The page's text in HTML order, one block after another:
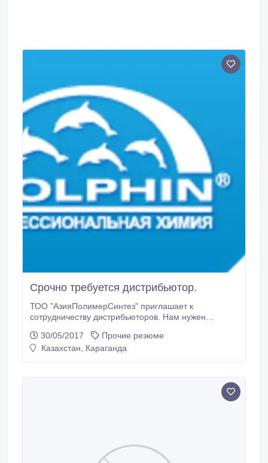
Срочно требуется дистрибьютор.
ТОО "АзияПолимерСинтез" приглашает к
сотрудничеству дистрибьюторов. Нам нужен
области. Выгодные условия. Требования:
Возможность реализации моющих средств марки
30/05/2017
Прочие резюме
Казахстан, Караганда